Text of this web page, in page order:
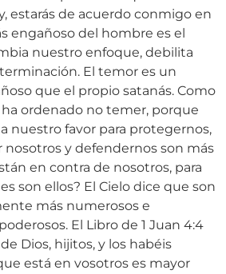
estarás de acuerdo conmigo en
engañoso del hombre es el
nuestro enfoque, debilita
El temor es un
que el propio satanás. Como
ha ordenado no temer, porque
nuestro favor para protegernos,
nosotros y defendernos son más
en contra de nosotros, para
son ellos? El Cielo dice que son
más numerosos e
El Libro de 1 Juan 4:4
Dios, hijitos, y los habéis
está en vosotros es mayor